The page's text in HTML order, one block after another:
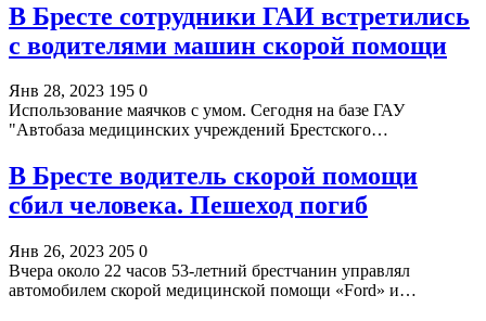
В Бресте сотрудники ГАИ встретились
с водителями машин скорой помощи
Янв 28, 2023 195 0
Использование маячков с умом. Сегодня на базе ГАУ
"Автобаза медицинских учреждений Брестского…
В Бресте водитель скорой помощи
сбил человека. Пешеход погиб
Янв 26, 2023 205 0
Вчера около 22 часов 53-летний брестчанин управлял
автомобилем скорой медицинской помощи «Ford» и…